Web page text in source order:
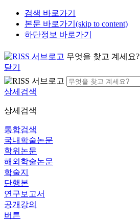
검색 바로가기
본문 바로가기(skip to content)
하단정보 바로가기
무엇을 찾고 계세요?
닫기
상세검색
상세검색
통합검색
국내학술논문
학위논문
해외학술논문
학술지
단행본
연구보고서
공개강의
버튼